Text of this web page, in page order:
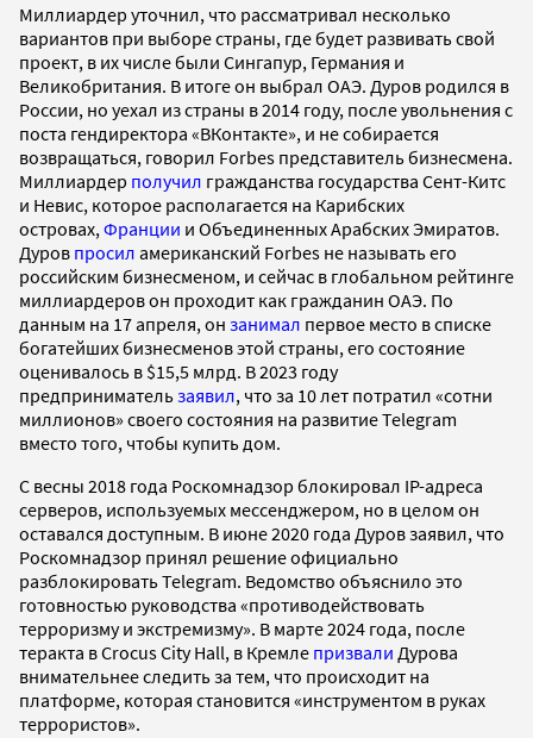
Миллиардер уточнил, что рассматривал несколько
вариантов при выборе страны, где будет развивать свой
проект, в их числе были Сингапур, Германия и
Великобритания. В итоге он выбрал ОАЭ. Дуров родился в
России, но уехал из страны в 2014 году, после увольнения с
поста гендиректора «ВКонтакте», и не собирается
возвращаться, говорил Forbes представитель бизнесмена.
Миллиардер получил гражданства государства Сент-Китс
и Невис, которое располагается на Карибских
островах, Франции и Объединенных Арабских Эмиратов.
Дуров просил американский Forbes не называть его
российским бизнесменом, и сейчас в глобальном рейтинге
миллиардеров он проходит как гражданин ОАЭ. По
данным на 17 апреля, он занимал первое место в списке
богатейших бизнесменов этой страны, его состояние
оценивалось в $15,5 млрд. В 2023 году
предпринимательзаявил, что за 10 лет потратил «сотни
миллионов» своего состояния на развитие Telegram
вместо того, чтобы купить дом.
C весны 2018 года Роскомнадзор блокировал IP-адреса
серверов, используемых мессенджером, но в целом он
оставался доступным. В июне 2020 года Дуров заявил, что
Роскомнадзор принял решение официально
разблокировать Telegram. Ведомство объяснило это
готовностью руководства «противодействовать
терроризму и экстремизму». В марте 2024 года, после
теракта в Crocus City Hall, в Кремле призвали Дурова
внимательнее следить за тем, что происходит на
платформе, которая становится «инструментом в руках
террористов».